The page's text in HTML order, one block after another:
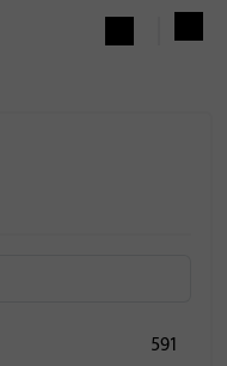
591